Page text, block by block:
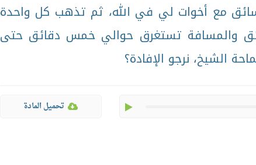
مع أخوات لي في الله، ثم تذهب كل واحدة
والمسافة تستغرق حوالي خمس دقائق حتى
الشيخ، نرجو الإفادة؟
تحميل المادة